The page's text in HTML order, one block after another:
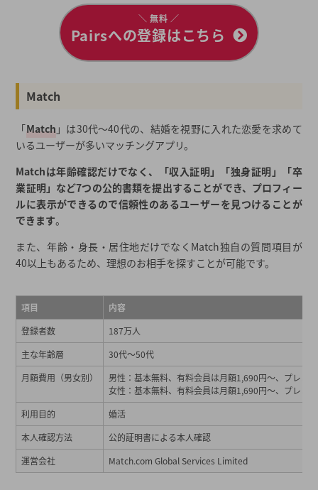
＼ 無料 ／
Pairsへの登録はこちら
Match
「Match 」は30代～40代の、結婚を視野に入れた恋愛を求めて
いるユーザーが多いマッチングアプリ。
Matchは年齢確認だけでなく、「収入証明」「独身証明」「卒
業証明」など7つの公的書類を提出することができ、プロフィー
ルに表示ができるので信頼性のあるユーザーを見つけることが
できます。
また、年齢・身長・居住地だけでなくMatch独自の質問項目が
40以上もあるため、理想のお相手を探すことが可能です。
項目
内容
登録者数
187万人
主な年齢層
30代～50代
月額費用（男女別）
男性：基本無料、有料会員は月額1,690円～、プレミ
女性：基本無料、有料会員は月額1,690円～、プレミ
利用目的
婚活
本人確認方法
公的証明書による本人確認
運営会社
Match.com Global Services Limited